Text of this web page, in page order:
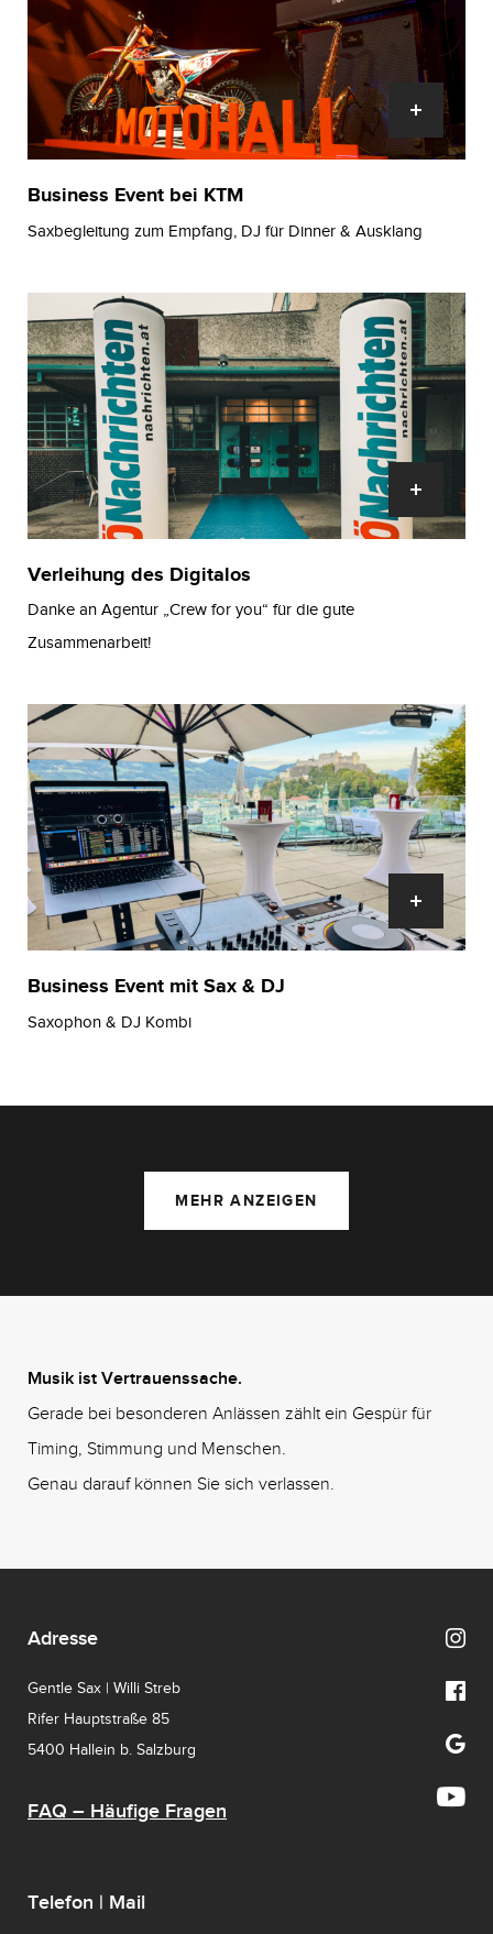
Business Event bei KTM
Saxbegleitung zum Empfang, DJ für Dinner & Ausklang
Verleihung des Digitalos
Danke an Agentur „Crew for you“ für die gute
Zusammenarbeit!
Business Event mit Sax & DJ
Saxophon & DJ Kombi
MEHR ANZEIGEN
Musik ist Vertrauenssache.
Gerade bei besonderen Anlässen zählt ein Gespür für
Timing, Stimmung und Menschen.
Genau darauf können Sie sich verlassen.
Adresse
Gentle Sax | Willi Streb
Rifer Hauptstraße 85
5400 Hallein b. Salzburg
FAQ – Häufige Fragen
Telefon | Mail